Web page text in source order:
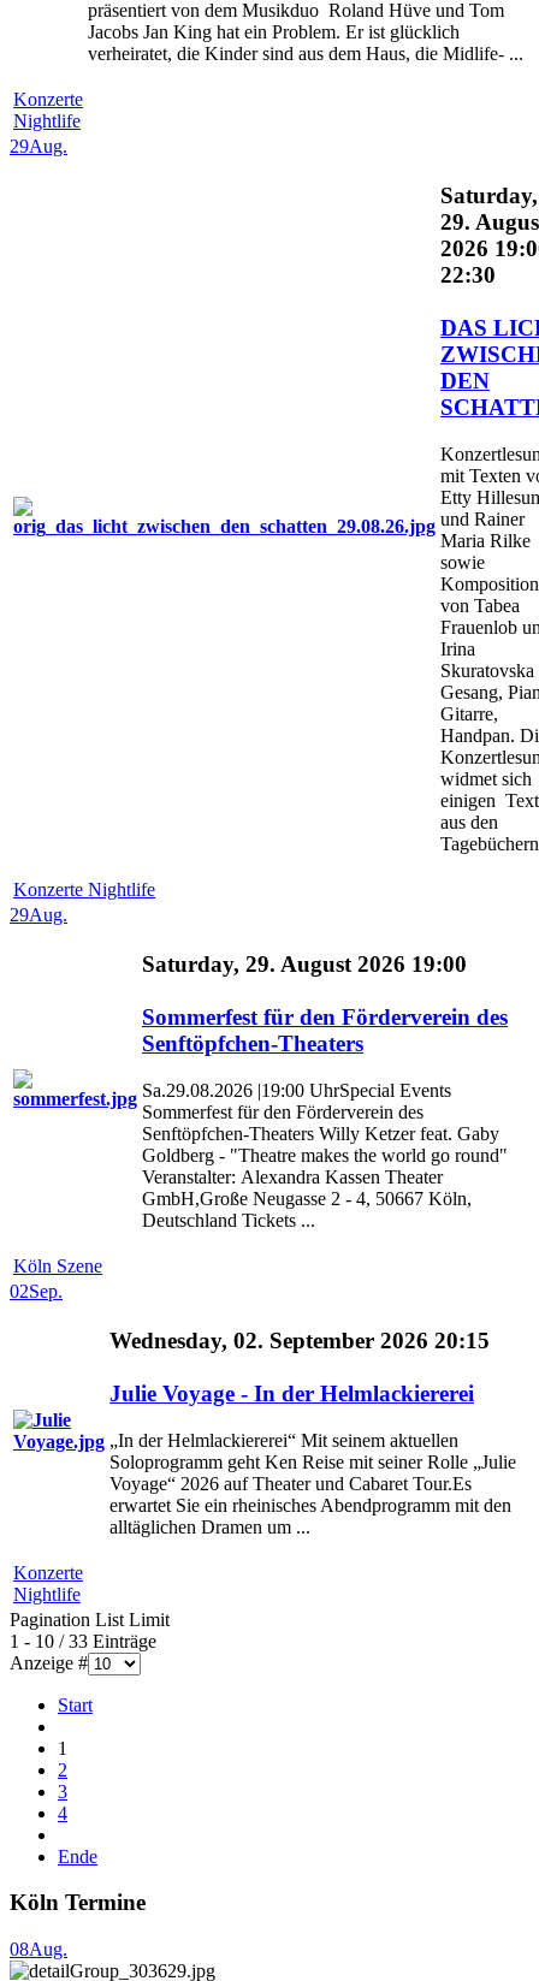
präsentiert von dem Musikduo Roland Hüve und Tom
Jacobs Jan King hat ein Problem. Er ist glücklich
verheiratet, die Kinder sind aus dem Haus, die Midlife- ...
Konzerte
Nightlife
29Aug.
Saturday,
29.
2026
22:30
DAS
DEN
mit Texten
Etty
und Rainer
Maria Rilke
sowie
von Tabea
Frauenlob
Irina
Gesang,
Gitarre,
Handpan.
widmet sich
einigen
aus den
Konzerte Nightlife
29Aug.
Saturday, 29. August 2026 19:00
Sommerfest für den Förderverein des
Senftöpfchen-Theaters
Sa.29.08.2026 |19:00 UhrSpecial Events
Sommerfest für den Förderverein des
Senftöpfchen-Theaters Willy Ketzer feat. Gaby
Goldberg - "Theatre makes the world go round"
Veranstalter: Alexandra Kassen Theater
GmbH,Große Neugasse 2 - 4, 50667 Köln,
Deutschland Tickets ...
Köln Szene
02Sep.
Wednesday, 02. September 2026 20:15
Julie Voyage - In der Helmlackiererei
„In der Helmlackiererei“ Mit seinem aktuellen
Soloprogramm geht Ken Reise mit seiner Rolle „Julie
Voyage“ 2026 auf Theater und Cabaret Tour.Es
erwartet Sie ein rheinisches Abendprogramm mit den
alltäglichen Dramen um ...
Konzerte
Nightlife
Pagination List Limit
1 - 10 / 33 Einträge
Anzeige #
Start
1
2
3
4
Ende
Köln Termine
08Aug.